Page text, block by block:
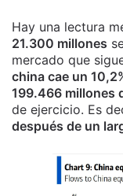
Hay una lectura
21.300 millones
mercado que
china cae un
199.466 millones
de ejercicio. Es
después de un